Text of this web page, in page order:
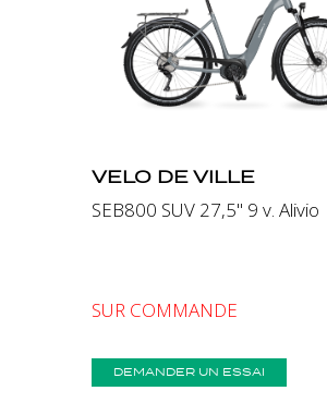
Précédent
VELO DE VILLE
SEB800 SUV 27,5" 9 v. Alivio
SUR COMMANDE
DEMANDER UN ESSAI